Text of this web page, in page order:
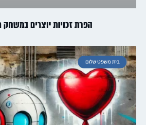
הפרת זכויות יוצרים
בית משפט שלום